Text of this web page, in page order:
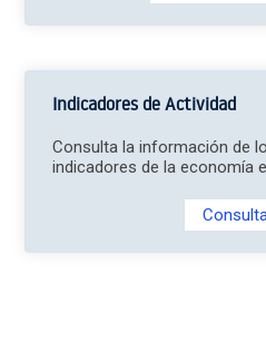
Indicadores de Actividad
Consulta la información de
indicadores de la economía